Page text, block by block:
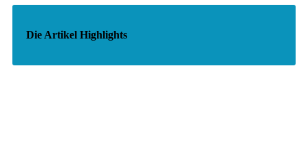
Die Artikel Highlights